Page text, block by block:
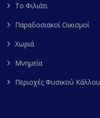
Το Φιλιάτι
Παραδοσιακοί Οικισμοί
Χωριά
Μνημεία
Περιοχές Φυσικού